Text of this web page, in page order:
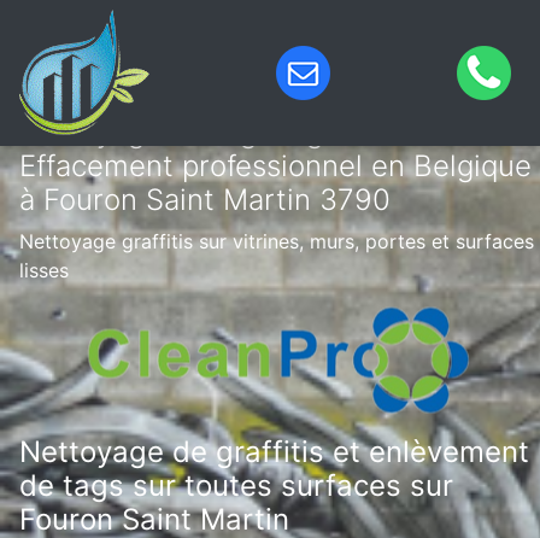
Nettoyage de tags & graffitis –
Effacement professionnel en Belgique
à Fouron Saint Martin 3790
Nettoyage graffitis sur vitrines, murs, portes et surfaces
lisses
Nettoyage de graffitis et enlèvement
de tags sur toutes surfaces sur
Fouron Saint Martin